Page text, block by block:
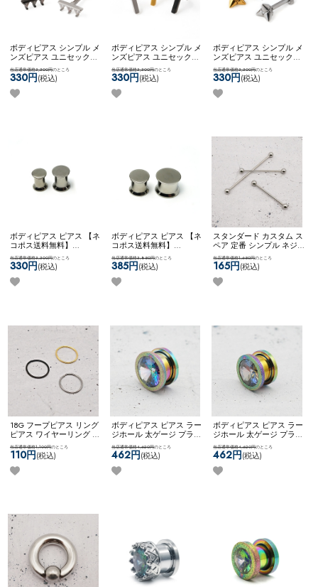
ボディピアス シンプル メ
ンズピアス ユニセックス
【ネコポス全品送料無
料】【edge】3ジュエル
▲xコーン
当店通常価格3,300円のところ
330円(税込)
ボディピアス シンプル メ
ンズピアス ユニセックス
【ネコポス全品送料無
料】【edge】クロススタ
ッズ
当店通常価格3,300円のところ
330円(税込)
ボディピアス シンプル メ
ンズピアス ユニセックス
【ネコポス全品送料無
料】【edge】3スパイク▲
当店通常価格3,300円のところ
330円(税込)
ボディピアス ピアス 【ネ
コポス送料無料】
BOXPLUG 2G 4G ボディピ
アス ピアス ラージホール
太ゲージ プラグ トンネル
大きいサイズ 拡張
当店通常価格3,300円のところ
330円(税込)
ボディピアス ピアス 【ネ
コポス送料無料】
BOXPLUG 0G 00G / ボデ
ィピアス ピアス ラージホ
ール 太ゲージ プラグ ト
ンネル 大きいサイズ 拡張
当店通常価格3,850円のところ
385円(税込)
スタンダード カスタム ス
ペア 定番 シンプル ネジ
式キャッチ ネコポスOK
ンダストリアルバーベル
(シルバー)
当店通常価格1,650円のところ
165円(税込)
18G フープピアス リング
ピアス ワイヤーリング 脱
着簡単 鼻用ピアス ノーズ
リング ボディピアス ネコ
ポスOK[ 簡単！ひねるだ
け ] ワイヤーリング
当店通常価格1,100円のところ
110円(税込)
ボディピアス ピアス ラー
ジホール 太ゲージ プラグ
トンネル 大きいサイズ 拡
張 ネコポス不可 [ 14mm ]
ジュエルフレッシュトン
ネル
当店通常価格4,620円のところ
462円(税込)
ボディピアス ピアス ラー
ジホール 太ゲージ プラグ
トンネル 大きいサイズ 拡
張 ネコポス不可 [ 12mm ]
ジュエルフレッシュトン
ネル
当店通常価格4,620円のところ
462円(税込)